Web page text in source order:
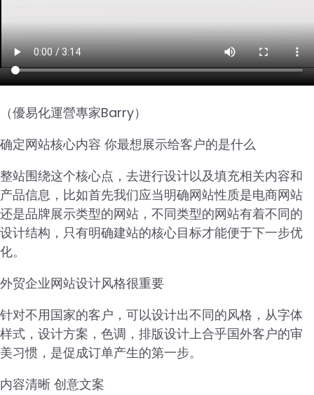
（優易化運營專家Barry）
确定网站核心内容 你最想展示给客户的是什么
整站围绕这个核心点，去进行设计以及填充相关内容和
产品信息，比如首先我们应当明确网站性质是电商网站
还是品牌展示类型的网站，不同类型的网站有着不同的
设计结构，只有明确建站的核心目标才能便于下一步优
化。
外贸企业网站设计风格很重要
针对不用国家的客户，可以设计出不同的风格，从字体
样式，设计方案，色调，排版设计上合乎国外客户的审
美习惯，是促成订单产生的第一步。
内容清晰 创意文案